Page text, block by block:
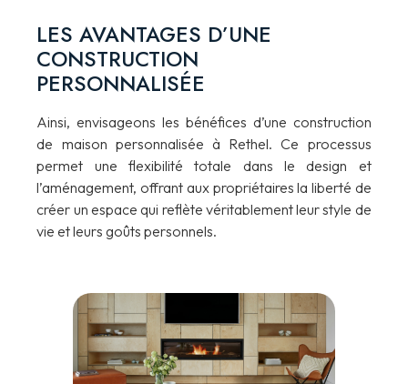
LES AVANTAGES D’UNE
CONSTRUCTION
PERSONNALISÉE
Ainsi, envisageons les bénéfices d’une construction
de maison personnalisée à Rethel. Ce processus
permet une flexibilité totale dans le design et
l’aménagement, offrant aux propriétaires la liberté de
créer un espace qui reflète véritablement leur style de
vie et leurs goûts personnels.